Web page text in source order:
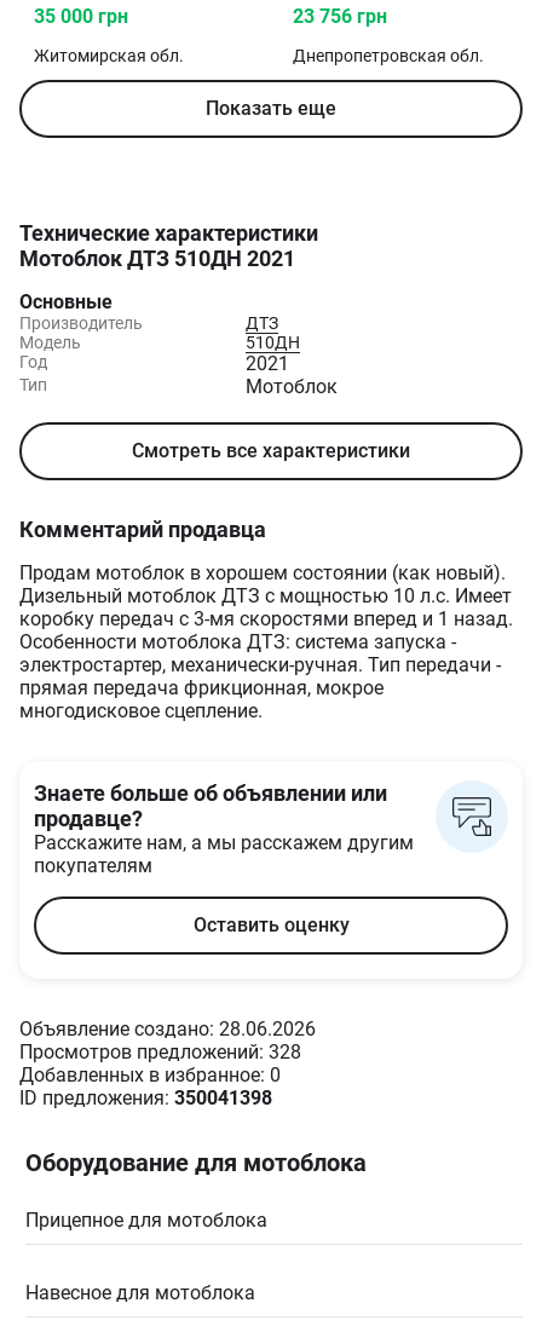
35 000 грн
Житомирская обл.
23 756 грн
Днепропетровская обл.
Показать еще
Технические характеристики
Мотоблок ДТЗ 510ДН 2021
Основные
Производитель
ДТЗ
Модель
510ДН
Год
2021
Тип Мотоблок
Смотреть все характеристики
Комментарий продавца
Продам мотоблок в хорошем состоянии (как новый).
Дизельный мотоблок ДТЗ с мощностью 10 л.с. Имеет
коробку передач с 3-мя скоростями вперед и 1 назад.
Особенности мотоблока ДТЗ: система запуска -
электростартер, механически-ручная. Тип передачи -
прямая передача фрикционная, мокрое
многодисковое сцепление.
Знаете больше об объявлении или
продавце?
Расскажите нам, а мы расскажем другим
покупателям
Оставить оценку
Объявление создано: 28.06.2026
Просмотров предложений: 328
Добавленных в избранное: 0
ID предложения: 350041398
Оборудование для мотоблока
Прицепное для мотоблока
Навесное для мотоблока